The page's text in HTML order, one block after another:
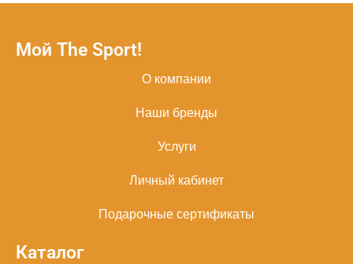
Мой The Sport!
О компании
Наши бренды
Услуги
Личный кабинет
Подарочные сертификаты
Каталог